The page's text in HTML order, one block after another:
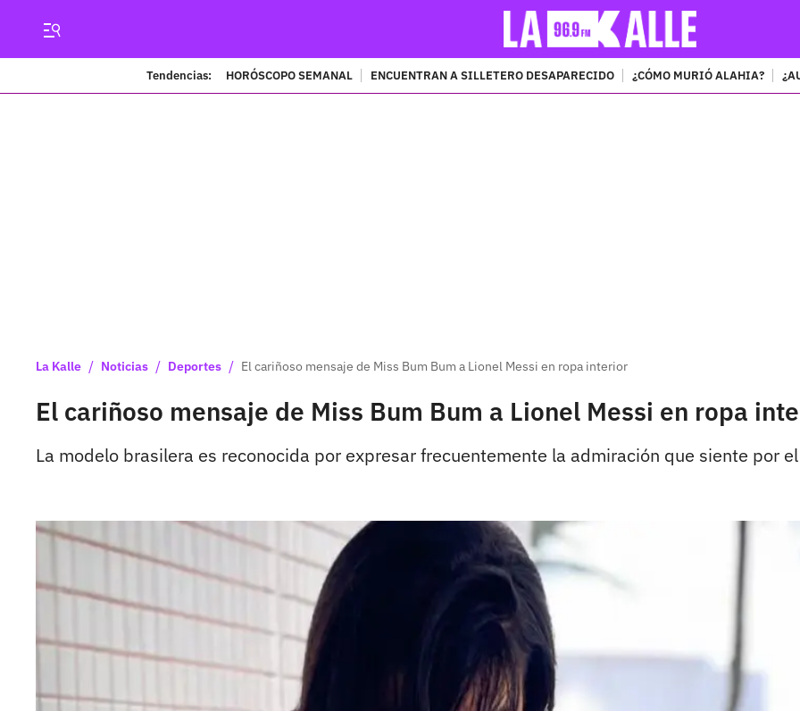
Tendencias: HORÓSCOPO SEMANAL ENCUENTRAN A SILLETERO DESAPARECIDO ¿CÓMO MURIÓ ALAHIA?
La Kalle / Noticias / Deportes / El cariñoso mensaje de Miss Bum Bum a Lionel Messi en ropa interior
El cariñoso mensaje de Miss Bum Bum a Lionel Messi en ropa
La modelo brasilera es reconocida por expresar frecuentemente la admiración que siente por